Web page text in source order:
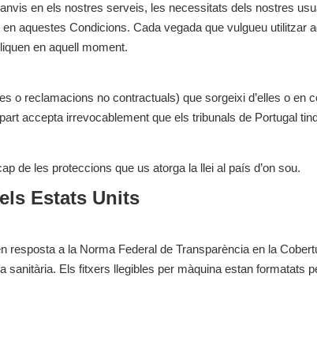
en els nostres serveis, les necessitats dels nostres
aquestes Condicions. Cada vegada que vulgueu utilitzar
en aquell moment.
o reclamacions no contractuals) que sorgeixi d’elles o en
accepta irrevocablement que els tribunals de Portugal
de les proteccions que us atorga la llei al país d’on sou.
Estats Units
a la Norma Federal de Transparència en la
Els fitxers llegibles per màquina estan formatats